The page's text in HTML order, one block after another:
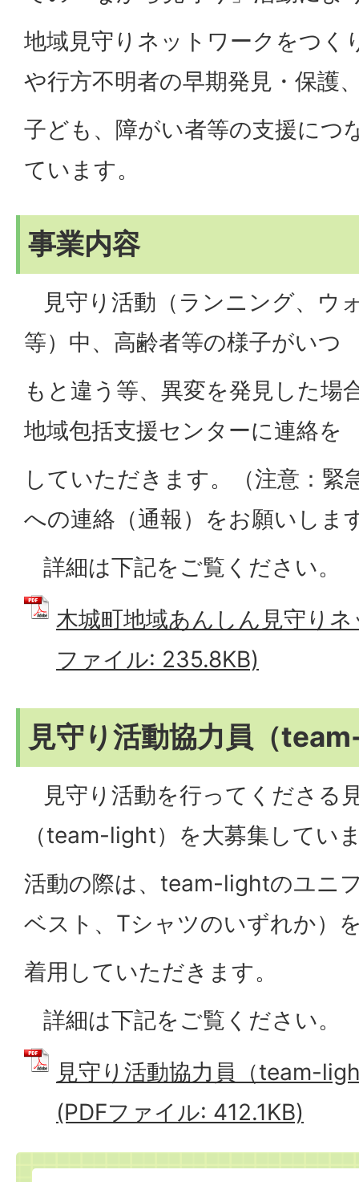
地域見守りネットワークをつく
や行方不明者の早期発見・保護
子ども、障がい者等の支援につ
ています。
事業内容
見守り活動（ランニング、ウ
等）中、高齢者等の様子がいつ
もと違う等、異変を発見した場
地域包括支援センターに連絡を
していただきます。（注意：緊
への連絡（通報）をお願いしま
詳細は下記をご覧ください。
木城町地域あんしん見守り
ファイル: 235.8KB)
見守り活動協力員（
見守り活動を行ってくださる
（team-light）を大募集してい
活動の際は、team-lightのユニ
ベスト、Tシャツのいずれか）
着用していただきます。
詳細は下記をご覧ください。
見守り活動協力員（team-
(PDFファイル: 412.1KB)